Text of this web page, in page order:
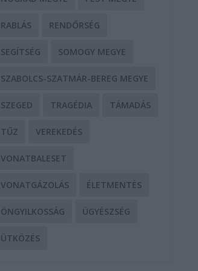
RABLÁS RENDŐRSÉG
SEGÍTSÉG SOMOGY MEGYE
SZABOLCS-SZATMÁR-BEREG MEGYE
SZEGED TRAGÉDIA TÁMADÁS
TŰZ VEREKEDÉS
VONATBALESET
VONATGÁZOLÁS ÉLETMENTÉS
ÖNGYILKOSSÁG ÜGYÉSZSÉG
ÜTKÖZÉS